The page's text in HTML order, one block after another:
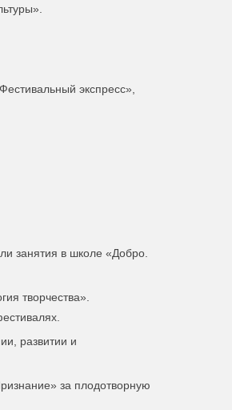
экспресс»,
занятия в школе «Добро.
творчества».
развитии и
за плодотворную